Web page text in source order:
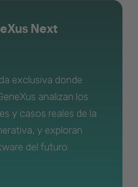
Next
exclusiva donde
analizan los
y casos reales de la
y exploran
del futuro.